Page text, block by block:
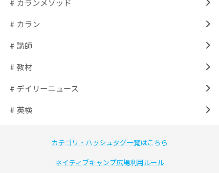
# カランメソッド
# カラン
# 講師
# 教材
# デイリーニュース
# 英検
カテゴリ・ハッシュタグ一覧はこちら
ネイティブキャンプ広場利用ルール